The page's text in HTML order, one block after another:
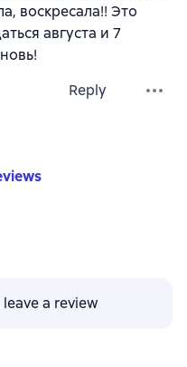
воскресала!! Это
августа и 7
Reply
a review